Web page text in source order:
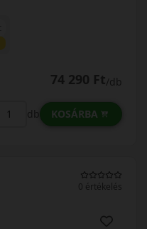
74 290 Ft/db
db KOSÁRBA
0 értékelés